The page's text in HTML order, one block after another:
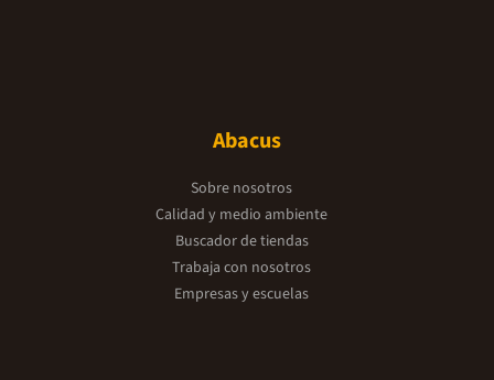
Abacus
Sobre nosotros
Calidad y medio ambiente
Buscador de tiendas
Trabaja con nosotros
Empresas y escuelas